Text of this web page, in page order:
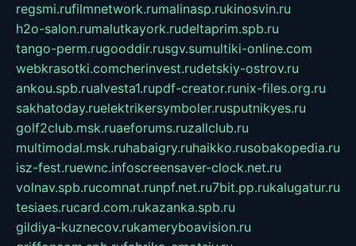
regsmi.rufilmnetwork.rumalinasp.rukinosvin.ru
h2o-salon.rumalutkayork.rudeltaprim.spb.ru
tango-perm.rugooddir.rusgv.sumultiki-online.com
webkrasotki.comcherinvest.rudetskiy-ostrov.ru
ankou.spb.rualvesta1.rupdf-creator.runix-files.org.ru
sakhatoday.ruelektrikersymboler.rusputnikyes.ru
golf2club.msk.ruaeforums.ruzallclub.ru
multimodal.msk.ruhabaigry.ruhaikko.rusobakopedia.ru
isz-fest.ruewnc.infoscreensaver-clock.net.ru
volnav.spb.rucomnat.runpf.net.ru7bit.pp.rukalugatur.ru
tesiaes.rucard.com.rukazanka.spb.ru
gildiya-kuznecov.rukameryboavision.ru